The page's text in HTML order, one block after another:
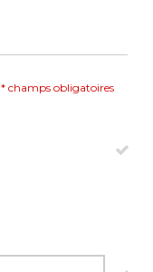
* champs obligatoires